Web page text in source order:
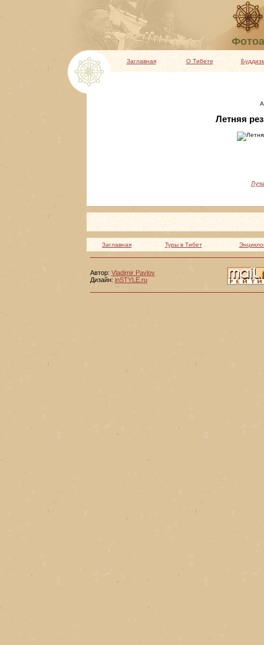
Заглавная О Тибете
Летняя
Заглавная Туры в Тибет
Автор: Vladimir Pavlov
Дизайн: inSTYLE.ru